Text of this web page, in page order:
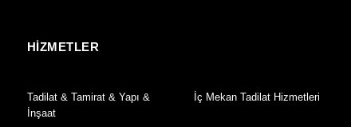
HİZMETLER
Tadilat & Tamirat & Yapı &
İnşaat
İç Mekan Tadilat Hizmetleri